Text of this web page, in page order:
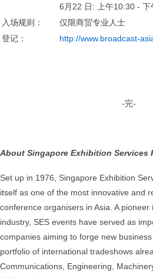
6月22 日: 上午10:30 - 下
入场规则：
仅限商贸专业人士
登记：
http://www.broadcast-
-完-
About Singapore Exhibition Services
Set up in 1976, Singapore Exhibition
itself as one of the most innovative and
conference organisers in Asia. A
industry, SES events have served as
companies aiming to forge new
portfolio of international tradeshows
Communications, Engineering,